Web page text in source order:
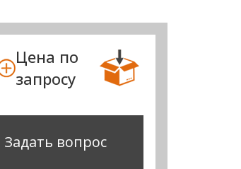
Цена по
запросу
Задать вопрос